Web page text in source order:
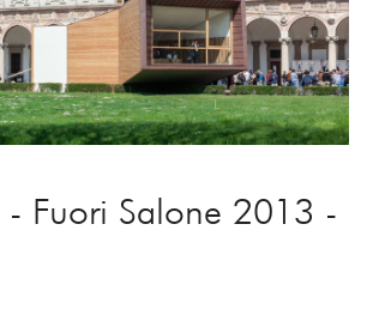
- Fuori Salone 2013 -